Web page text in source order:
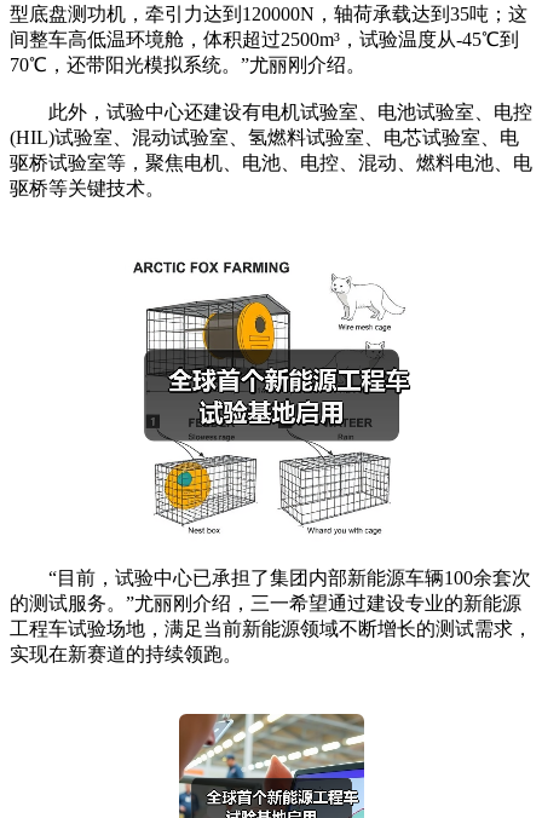
型底盘测功机，牵引力达到120000N，轴荷承载达到35吨；这
间整车高低温环境舱，体积超过2500m³，试验温度从-45℃到
70℃，还带阳光模拟系统。”尤丽刚介绍。
此外，试验中心还建设有电机试验室、电池试验室、电控
(HIL)试验室、混动试验室、氢燃料试验室、电芯试验室、电
驱桥试验室等，聚焦电机、电池、电控、混动、燃料电池、电
驱桥等关键技术。
“目前，试验中心已承担了集团内部新能源车辆100余套次
的测试服务。”尤丽刚介绍，三一希望通过建设专业的新能源
工程车试验场地，满足当前新能源领域不断增长的测试需求，
实现在新赛道的持续领跑。